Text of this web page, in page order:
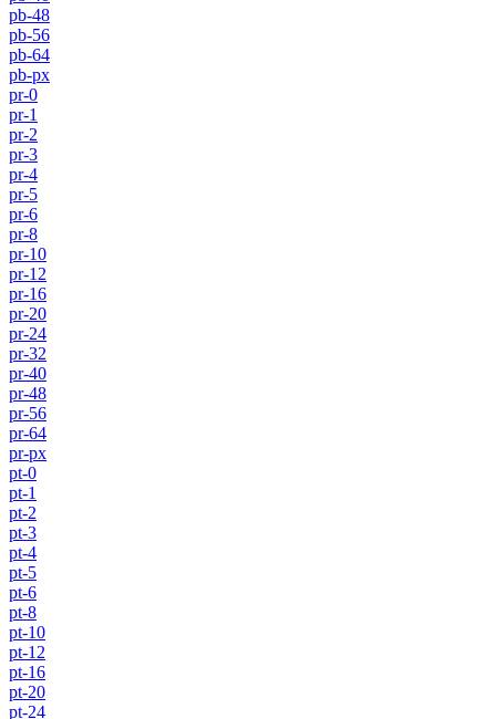
pb-48
pb-56
pb-64
pb-px
pr-0
pr-1
pr-2
pr-3
pr-4
pr-5
pr-6
pr-8
pr-10
pr-12
pr-16
pr-20
pr-24
pr-32
pr-40
pr-48
pr-56
pr-64
pr-px
pt-0
pt-1
pt-2
pt-3
pt-4
pt-5
pt-6
pt-8
pt-10
pt-12
pt-16
pt-20
pt-24